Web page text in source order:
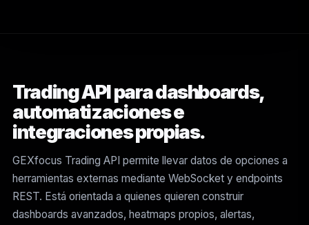
Trading API para dashboards,
automatizaciones e
integraciones propias.
GEXfocus Trading API permite llevar datos de opciones a
herramientas externas mediante WebSocket y endpoints
REST. Está orientada a quienes quieren construir
dashboards avanzados, heatmaps propios, alertas,